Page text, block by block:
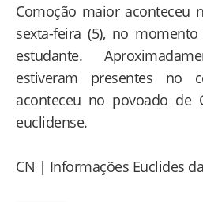
Comoção maior aconteceu
sexta-feira (5), no
estudante.
estiveram presentes no
aconteceu no povoado de
euclidense.
CN | Informações Euclides